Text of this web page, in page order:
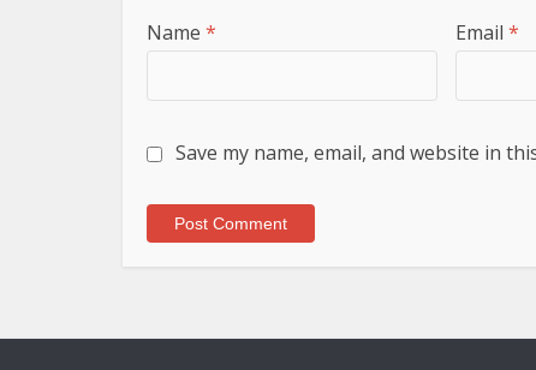
Name * Email *
Save my name, email, and website in